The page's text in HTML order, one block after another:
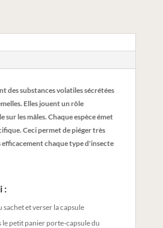
des substances volatiles sécrétées
Elles jouent un rôle
les mâles. Chaque espèce émet
Ceci permet de piéger très
chaque type d'insecte
:
sachet et verser la capsule
petit panier porte-capsule du